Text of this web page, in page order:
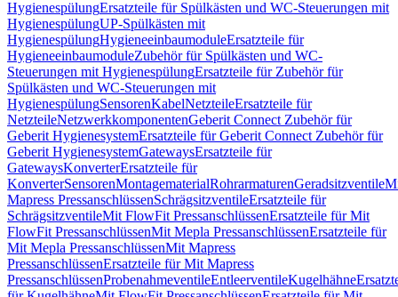
HygienespülungErsatzteile für Spülkästen und WC-Steuerungen mit
HygienespülungUP-Spülkästen mit
HygienespülungHygieneeinbaumoduleErsatzteile für
HygieneeinbaumoduleZubehör für Spülkästen und WC-
Steuerungen mit HygienespülungErsatzteile für Zubehör für
Spülkästen und WC-Steuerungen mit
HygienespülungSensorenKabelNetzteileErsatzteile für
NetzteileNetzwerkkomponentenGeberit Connect Zubehör für
Geberit HygienesystemErsatzteile für Geberit Connect Zubehör für
Geberit HygienesystemGatewaysErsatzteile für
GatewaysKonverterErsatzteile für
KonverterSensorenMontagematerialRohrarmaturenGeradsitzventile
Mapress PressanschlüssenSchrägsitzventileErsatzteile für
SchrägsitzventileMit FlowFit PressanschlüssenErsatzteile für Mit
FlowFit PressanschlüssenMit Mepla PressanschlüssenErsatzteile für
Mit Mepla PressanschlüssenMit Mapress
PressanschlüssenErsatzteile für Mit Mapress
PressanschlüssenProbenahmeventileEntleerventileKugelhähne